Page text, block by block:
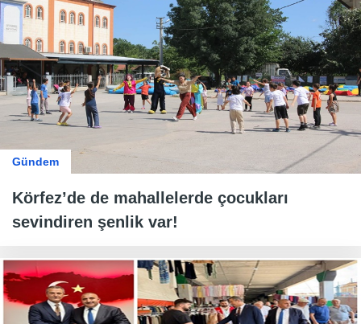
Gündem
Körfez’de de mahallelerde çocukları
sevindiren şenlik var!